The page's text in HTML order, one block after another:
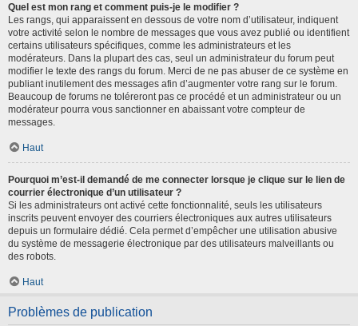
Quel est mon rang et comment puis-je le modifier ?
Les rangs, qui apparaissent en dessous de votre nom d’utilisateur, indiquent
votre activité selon le nombre de messages que vous avez publié ou identifient
certains utilisateurs spécifiques, comme les administrateurs et les
modérateurs. Dans la plupart des cas, seul un administrateur du forum peut
modifier le texte des rangs du forum. Merci de ne pas abuser de ce système en
publiant inutilement des messages afin d’augmenter votre rang sur le forum.
Beaucoup de forums ne toléreront pas ce procédé et un administrateur ou un
modérateur pourra vous sanctionner en abaissant votre compteur de
messages.
Haut
Pourquoi m’est-il demandé de me connecter lorsque je clique sur le lien de
courrier électronique d’un utilisateur ?
Si les administrateurs ont activé cette fonctionnalité, seuls les utilisateurs
inscrits peuvent envoyer des courriers électroniques aux autres utilisateurs
depuis un formulaire dédié. Cela permet d’empêcher une utilisation abusive
du système de messagerie électronique par des utilisateurs malveillants ou
des robots.
Haut
Problèmes de publication